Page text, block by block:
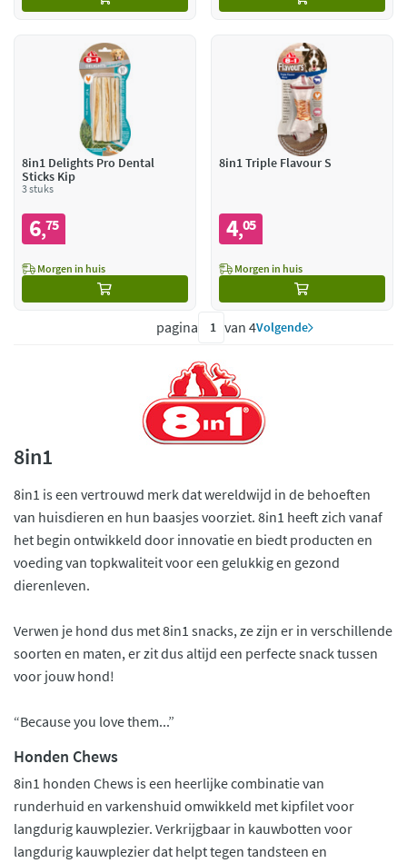
8in1 Delights Pro Dental
Sticks Kip
3 stuks
6,75
Morgen in huis
8in1 Triple Flavour S
4,05
Morgen in huis
pagina van 4Volgende
8in1
8in1 is een vertrouwd merk dat wereldwijd in de behoeften
van huisdieren en hun baasjes voorziet. 8in1 heeft zich vanaf
het begin ontwikkeld door innovatie en biedt producten en
voeding van topkwaliteit voor een gelukkig en gezond
dierenleven.
Verwen je hond dus met 8in1 snacks, ze zijn er in verschillende
soorten en maten, er zit dus altijd een perfecte snack tussen
voor jouw hond!
“Because you love them...”
Honden Chews
8in1 honden Chews is een heerlijke combinatie van
runderhuid en varkenshuid omwikkeld met kipfilet voor
langdurig kauwplezier. Verkrijgbaar in kauwbotten voor
langdurig kauwplezier dat helpt tegen tandsteen en